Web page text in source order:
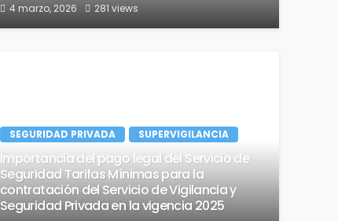
4 marzo, 2026 281 views
SEGURIDAD PRIVADA SUPERVIGILANCIA
Importancia del pago legal del Servicio de
Seguridad Tarifas Mínimas para la
contratación del Servicio de Vigilancia y
Seguridad Privada en la vigencia 2025